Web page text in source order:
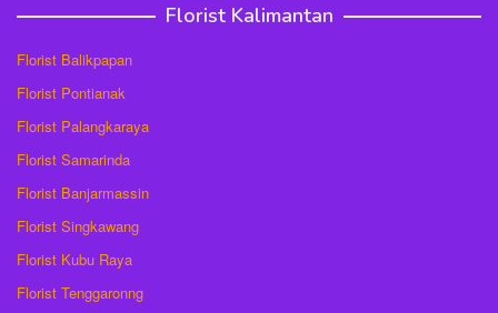
Florist Kalimantan
Florist Balikpapan
Florist Pontianak
Florist Palangkaraya
Florist Samarinda
Florist Banjarmassin
Florist Singkawang
Florist Kubu Raya
Florist Tenggaronng